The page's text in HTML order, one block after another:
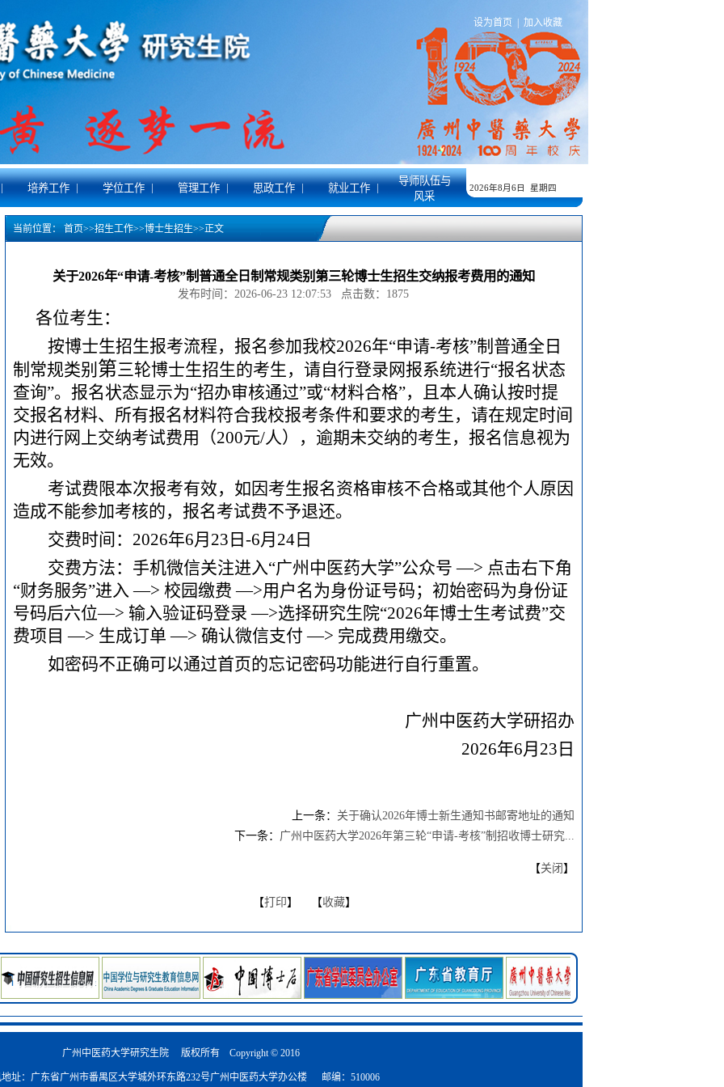
设为首页 加入收藏
| 培养工作 | 学位工作 | 管理工作 | 思政工作 | 就业工作 |
导师队伍与
风采
2026年8月6日 星期四
当前位置： 首页>>招生工作>>博士生招生>>正文
关于2026年“申请-考核”制普通全日制常规类别第三轮博士生招生交纳报考费用的通知
发布时间：2026-06-23 12:07:53 点击数： 1875
各位考生：
按博士生招生报考流程，报名参加我校2026年“申请-考核”制普通全日
制常规类别 第三轮博士生招生的考生，请自行登录网报系统进行“报名状态
查询”。报名状态显示为“招办审核通过”或“材料合格”，且本人确认按时提
交报名材料、所有报名材料符合我校报考条件和要求的考生，请在规定时间
内进行网上交纳考试费用（200元/人），逾期未交纳的考生，报名信息视为
无效。
考试费限本次报考有效，如因考生报名资格审核不合格或其他个人原因
造成不能参加考核的，报名考试费不予退还。
交费时间： 2026年6月 23 日 -6月 24日
交费方法：手机微信关注进入“广州中医药大学”公众号 —> 点击右下角
“财务服务”进入 —> 校园缴费 —>用户名为身份证号码；初始密码为身份证
号码后六位—> 输入验证码登录 —>选择研究生院“2026年博士生考试费”交
费项目 —> 生成订单 —> 确认微信支付 —> 完成费用缴交。
如密码不正确可以通过首页的忘记密码功能进行自行重置。
广州中医药大学研招办
2026年6月 23 日
上一条： 关于确认2026年博士新生通知书邮寄地址的通知
下一条： 广州中医药大学2026年第三轮“申请-考核”制招收博士研究...
【关闭 】
【打印】 【收藏】
广州中医药大学研究生院 版权所有 Copyright © 2016
地址：广东省广州市番禺区大学城外环东路232号广州中医药大学办公楼 邮编：510006